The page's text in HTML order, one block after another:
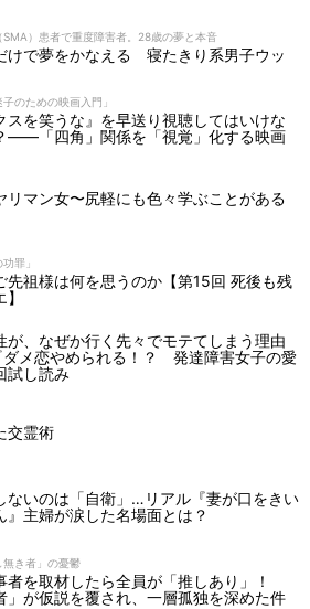
SMA）患者で重度障害者。28歳の夢と本音
けで夢をかなえる 寝たきり系男子ウッ
のための映画入門」
スを笑うな』を早送り視聴してはいけな
――「四角」関係を「視覚」化する映画
リマン女〜尻軽にも色々学ぶことがある
罪」
先祖様は何を思うのか【第15回 死後も残
が、なぜか行く先々でモテてしまう理由
メ恋やめられる！？ 発達障害女子の愛
試し読み
交霊術
ないのは「自衛」…リアル『妻が口をきい
』主婦が涙した名場面とは？
き者」の憂鬱
者を取材したら全員が「推しあり」！
」が仮説を覆され、一層孤独を深めた件